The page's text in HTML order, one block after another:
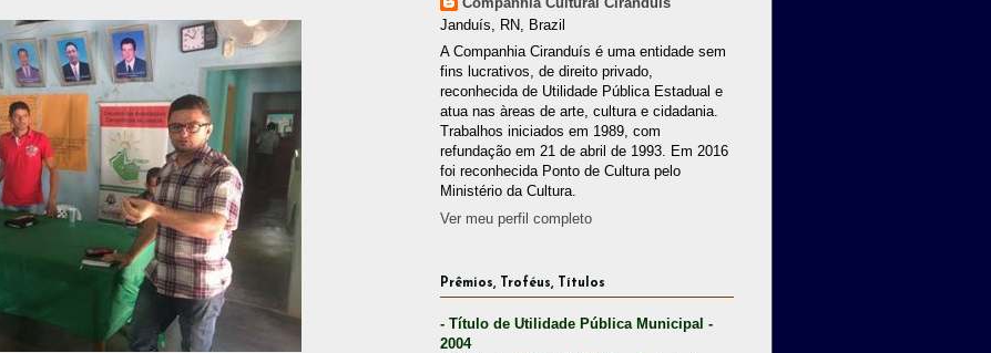
Janduís, RN, Brazil
A Companhia Ciranduís é uma entidade sem
fins lucrativos, de direito privado,
reconhecida de Utilidade Pública Estadual e
atua nas àreas de arte, cultura e cidadania.
Trabalhos iniciados em 1989, com
refundação em 21 de abril de 1993. Em 2016
foi reconhecida Ponto de Cultura pelo
Ministério da Cultura.
Ver meu perfil completo
Prêmios, Troféus, Títulos
- Título de Utilidade Pública Municipal -
2004